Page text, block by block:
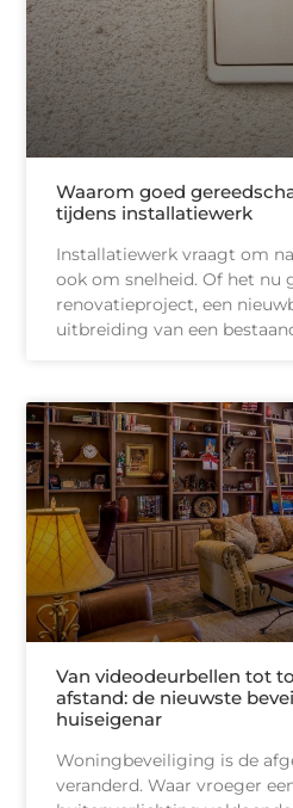
Waarom goed
tijdens installatiewerk
Installatiewerk vraagt om
ook om snelheid. Of het nu
renovatieproject, een
uitbreiding van een
Van videodeurbellen tot
afstand: de nieuwste
huiseigenar
Woningbeveiliging is de
veranderd. Waar vroeger